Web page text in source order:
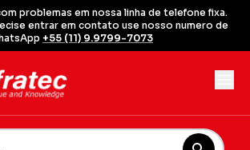
problemas em nossa linha de telefone fixa.
entrar em contato use nosso numero de
+55 (11) 9.9799-7073